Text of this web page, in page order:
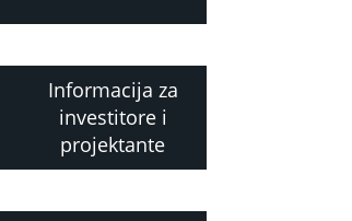
Informacija za
investitore i
projektante